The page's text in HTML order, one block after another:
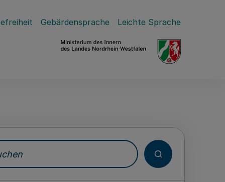
Gebärdensprache Leichte Sprache